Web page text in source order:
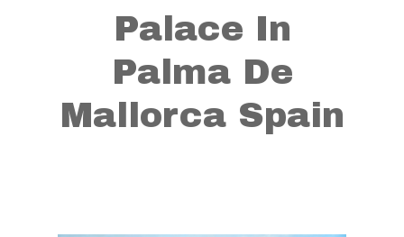
Palace In
Palma De
Mallorca Spain